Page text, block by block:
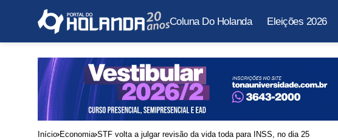
Coluna Do Holanda Eleições 2026
Início Economia STF volta a julgar revisão da vida toda para INSS, no dia 25